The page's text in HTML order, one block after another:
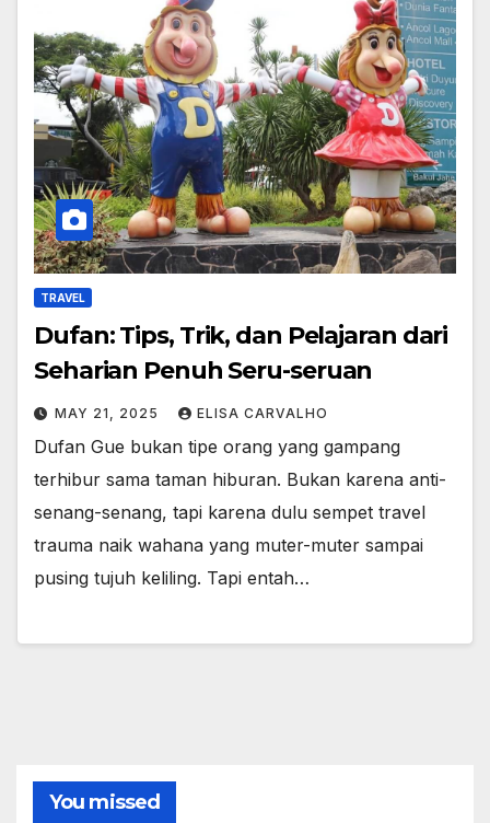
TRAVEL
Dufan: Tips, Trik, dan Pelajaran dari
Seharian Penuh Seru-seruan
MAY 21, 2025 ELISA CARVALHO
Dufan Gue bukan tipe orang yang gampang
terhibur sama taman hiburan. Bukan karena anti-
senang-senang, tapi karena dulu sempet travel
trauma naik wahana yang muter-muter sampai
pusing tujuh keliling. Tapi entah…
You missed